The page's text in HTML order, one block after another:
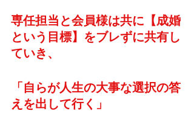
専任担当と会員様は共に【成婚
という目標】をブレずに共有し
ていき、
「自らが人生の大事な選択の答
えを出して行く」